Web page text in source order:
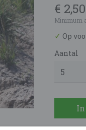
€ 2,50
Minimum
✓ Op
Aantal